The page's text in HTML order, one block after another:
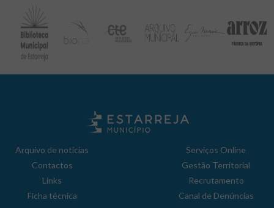
Arquivo de notícias
Contactos
Links
Ficha técnica
Serviços Online
Gestão Territorial
Recrutamento
Canal de Denúncias